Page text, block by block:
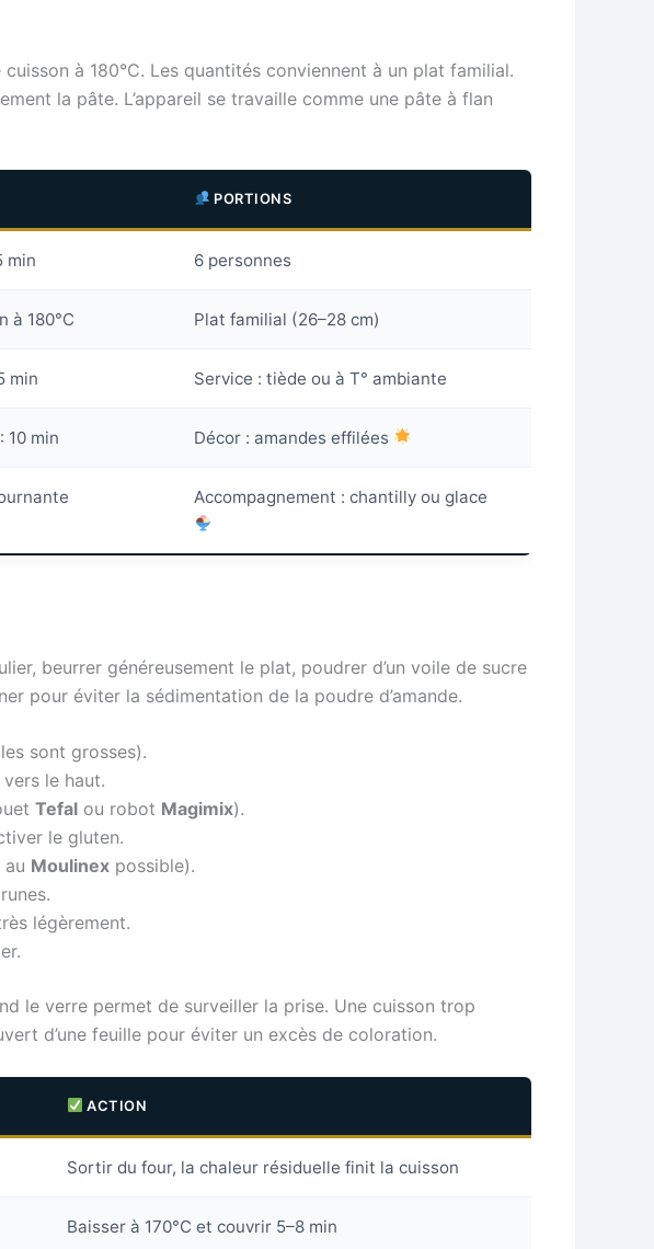
cuisson à 180°C. Les quantités conviennent à un plat familial.
la pâte. L’appareil se travaille comme une pâte à flan
PORTIONS
min 6 personnes
à 180°C Plat familial (26–28 cm)
min Service : tiède ou à T° ambiante
10 min Décor : amandes effilées
Accompagnement : chantilly ou glace
beurrer généreusement le plat, poudrer d’un voile de sucre
pour éviter la sédimentation de la poudre d’amande.
sont grosses).
le haut.
Tefal ou robot Magimix).
le gluten.
Moulinex possible).
légèrement.
le verre permet de surveiller la prise. Une cuisson trop
d’une feuille pour éviter un excès de coloration.
ACTION
Sortir du four, la chaleur résiduelle finit la cuisson
Baisser à 170°C et couvrir 5–8 min